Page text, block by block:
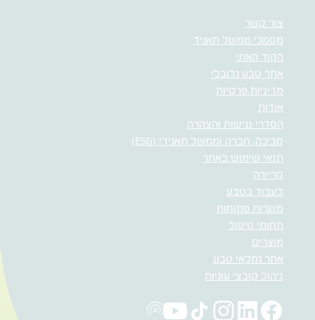
צור קשר
מסמכי ממשל תאגיד
הקוד האתי
אתר טבע גלובלי
מדיניות פרטיות
אודות
הסדרי נגישות והצהרה
סביבה, חברה וממשל תאגידי (ESG)
תנאי שימוש באתר
קריירה
לעבוד בטבע
משרות פתוחות
תחומי טיפול
מוצרים
אתר גמלאי טבע
ניהול קובצי עוגיות